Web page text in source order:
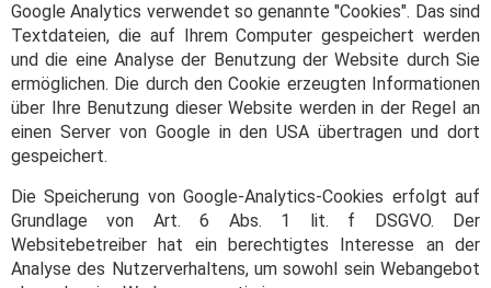
Google Analytics verwendet so genannte "Cookies". Das sind
Textdateien, die auf Ihrem Computer gespeichert werden
und die eine Analyse der Benutzung der Website durch Sie
ermöglichen. Die durch den Cookie erzeugten Informationen
über Ihre Benutzung dieser Website werden in der Regel an
einen Server von Google in den USA übertragen und dort
gespeichert.
Die Speicherung von Google-Analytics-Cookies erfolgt auf
Grundlage von Art. 6 Abs. 1 lit. f DSGVO. Der
Websitebetreiber hat ein berechtigtes Interesse an der
Analyse des Nutzerverhaltens, um sowohl sein Webangebot